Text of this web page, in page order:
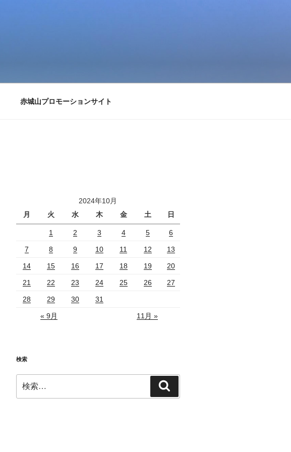
赤城山プロモーションサイト
2024年10月
月
火 水 木 金 土 日
1 2 3 4 5 6
7 8 9 10 11 12 13
14 15 16 17 18 19 20
21 22 23 24 25 26 27
28 29 30 31
« 9月 11月 »
検索
索:
索